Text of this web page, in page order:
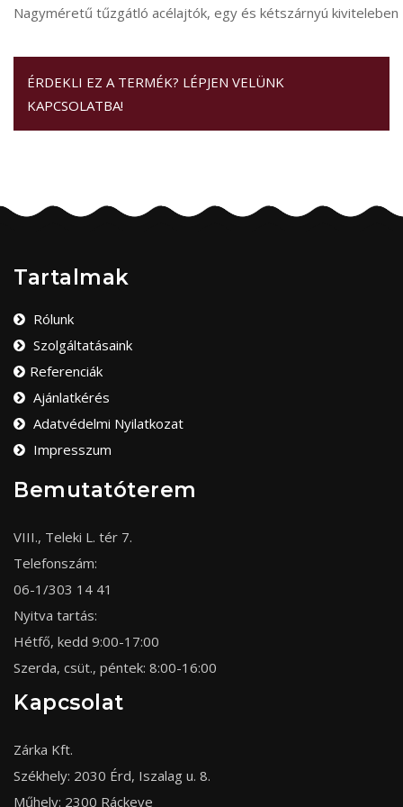
Nagyméretű tűzgátló acélajtók, egy és kétszárnyú kiviteleben
ÉRDEKLI EZ A TERMÉK? LÉPJEN VELÜNK
KAPCSOLATBA!
Tartalmak
Rólunk
Szolgáltatásaink
Referenciák
Ajánlatkérés
Adatvédelmi Nyilatkozat
Impresszum
Bemutatóterem
VIII., Teleki L. tér 7.
Telefonszám:
06-1/303 14 41
Nyitva tartás:
Hétfő, kedd 9:00-17:00
Szerda, csüt., péntek: 8:00-16:00
Kapcsolat
Zárka Kft.
Székhely: 2030 Érd, Iszalag u. 8.
Műhely: 2300 Ráckeve